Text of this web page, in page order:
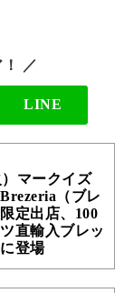
／
LINE
マークイズ
（ブレ
定出店、100
直輸入ブレッ
登場